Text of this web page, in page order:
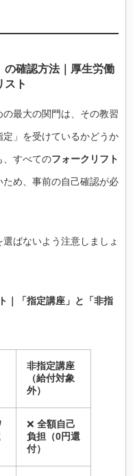
の確認方法｜厚生労働
スト
最大の関門は、その教習
」を受けているかどうか
、すべてのフォークリフト
め、事前の自己確認が必
ばないよう注意しましょ
｜「指定講座」と「非指
非指定講座
（給付対象
外）
❌ 全額自己
負担（0円還
付）